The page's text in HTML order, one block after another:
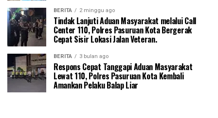
BERITA 2 minggu ago
Tindak Lanjuti Aduan Masyarakat melalui Call
Center 110, Polres Pasuruan Kota Bergerak
Cepat Sisir Lokasi Jalan Veteran.
BERITA 3 bulan ago
Respons Cepat Tanggapi Aduan Masyarakat
Lewat 110, Polres Pasuruan Kota Kembali
Amankan Pelaku Balap Liar